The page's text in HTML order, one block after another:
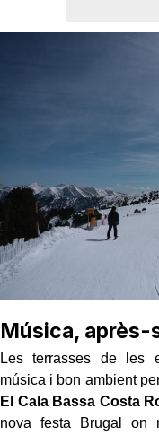
Música, après-
Les terrasses de les
música i bon ambient
El Cala Bassa Costa
nova festa Brugal on